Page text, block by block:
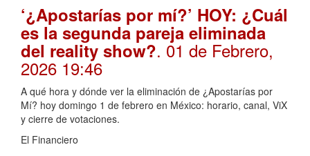
‘¿Apostarías por mí?’ HOY: ¿Cuál
es la segunda pareja eliminada
del reality show?. 01 de Febrero,
2026 19:46
A qué hora y dónde ver la eliminación de ¿Apostarías por
Mí? hoy domingo 1 de febrero en México: horario, canal, ViX
y cierre de votaciones.
El Financiero